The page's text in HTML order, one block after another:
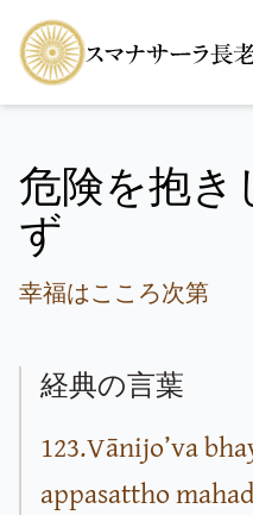
危険を抱き
ず
幸福はこころ次第
経典の言葉
123.Vānijo’va
appasattho